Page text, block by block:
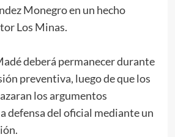
Monegro en un hecho
Los Minas.
deberá permanecer durante
preventiva, luego de que los
los argumentos
defensa del oficial mediante un